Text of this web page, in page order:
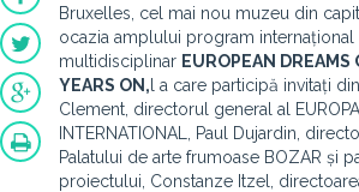
Bruxelles, cel mai nou muzeu din
ocazia amplului program internațional
multidisciplinar EUROPEAN
YEARS ON, l a care participă invitați din
Clement , directorul general al
INTERNATIONAL,
Paul Dujardin ,
Palatului de arte frumoase BOZAR și
proiectului, Constanze Itzel,